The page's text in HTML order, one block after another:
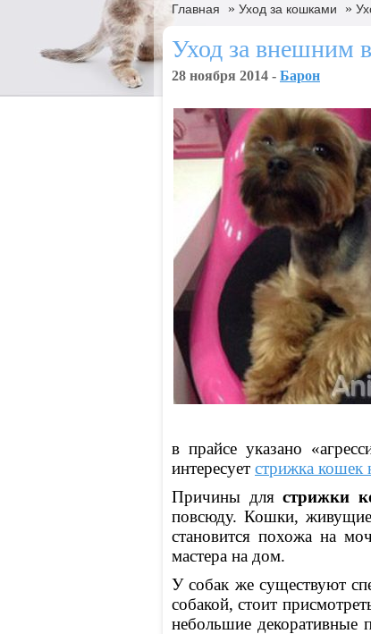
Главная » Уход за кошками »
Уход за внешним
28 ноября 2014 - Барон
в прайсе указано
интересует стрижка кошек
Причины длястрижки
повсюду. Кошки,
становится похожа на
мастера на дом.
У собак же существуют
собакой, стоит
небольшие